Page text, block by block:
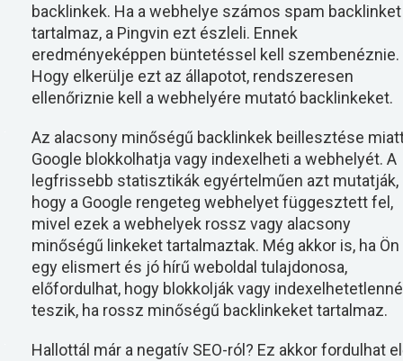
backlinkek. Ha a webhelye számos spam backlinket
tartalmaz, a Pingvin ezt észleli. Ennek
eredményeképpen büntetéssel kell szembenéznie.
Hogy elkerülje ezt az állapotot, rendszeresen
ellenőriznie kell a webhelyére mutató backlinkeket.
Az alacsony minőségű backlinkek beillesztése
Google blokkolhatja vagy indexelheti a webhelyét. A
legfrissebb statisztikák egyértelműen azt mutatják,
hogy a Google rengeteg webhelyet függesztett fel,
mivel ezek a webhelyek rossz vagy alacsony
minőségű linkeket tartalmaztak. Még akkor is, ha Ön
egy elismert és jó hírű weboldal tulajdonosa,
előfordulhat, hogy blokkolják vagy indexelhetetlenné
teszik, ha rossz minőségű backlinkeket tartalmaz.
Hallottál már a negatív SEO-ról? Ez akkor fordulhat